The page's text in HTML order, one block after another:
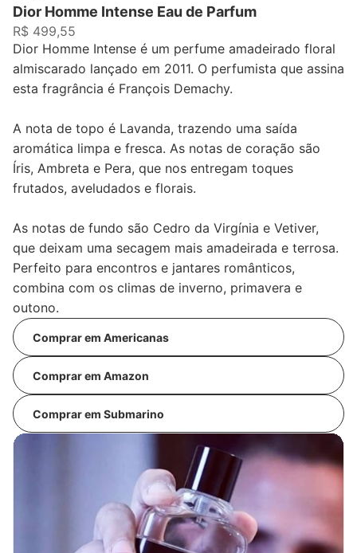
Dior Homme Intense Eau de Parfum
R$ 499,55
Dior Homme Intense é um perfume amadeirado floral
almiscarado lançado em 2011. O perfumista que assina
esta fragrância é François Demachy.
A nota de topo é Lavanda, trazendo uma saída
aromática limpa e fresca. As notas de coração são
Íris, Ambreta e Pera, que nos entregam toques
frutados, aveludados e florais.
As notas de fundo são Cedro da Virgínia e Vetiver,
que deixam uma secagem mais amadeirada e terrosa.
Perfeito para encontros e jantares românticos,
combina com os climas de inverno, primavera e
outono.
Comprar em Americanas
Comprar em Amazon
Comprar em Submarino